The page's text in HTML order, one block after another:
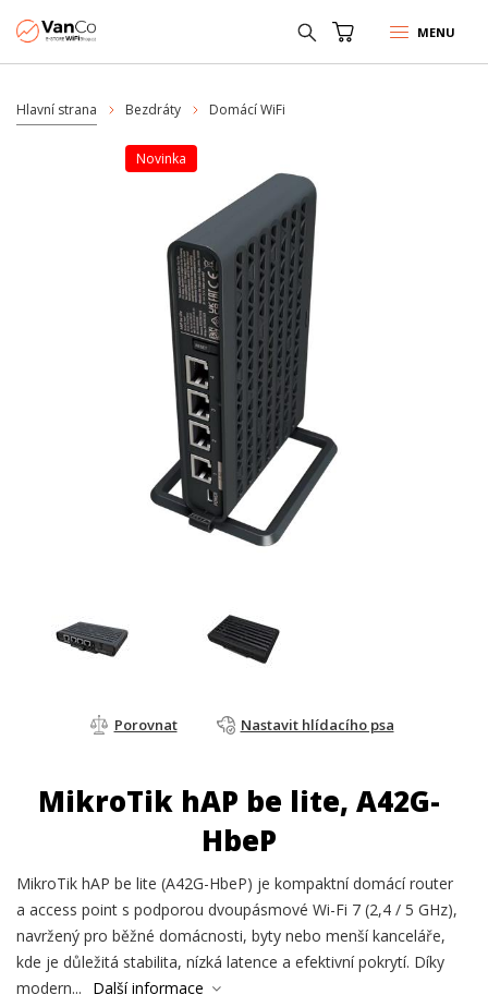
MENU
Hlavní strana Bezdráty Domácí WiFi
Novinka
Porovnat Nastavit hlídacího psa
MikroTik hAP be lite, A42G-
HbeP
MikroTik hAP be lite (A42G-HbeP) je kompaktní domácí router
a access point s podporou dvoupásmové Wi-Fi 7 (2,4 / 5 GHz),
navržený pro běžné domácnosti, byty nebo menší kanceláře,
kde je důležitá stabilita, nízká latence a efektivní pokrytí. Díky
modern...
Další informace